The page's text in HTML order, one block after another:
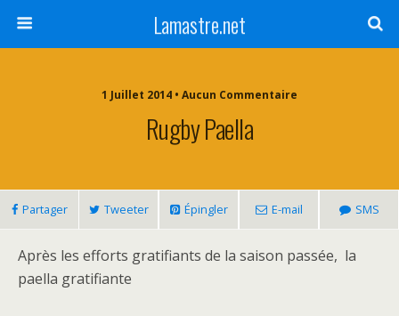
Lamastre.net
1 Juillet 2014 • Aucun Commentaire
Rugby Paella
Partager Tweeter Épingler E-mail SMS
Après les efforts gratifiants de la saison passée, la
paella gratifiante